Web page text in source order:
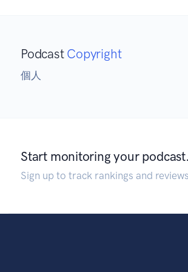
Podcast Copyright
個人
Start monitoring your podcast.
Sign up to track rankings and